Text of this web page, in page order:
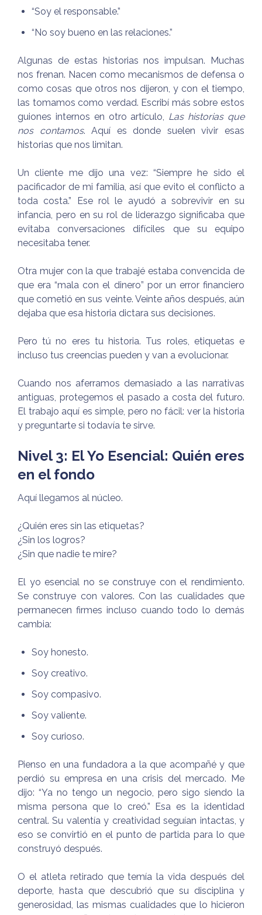
“Soy el responsable.”
“No soy bueno en las relaciones.”
Algunas de estas historias nos impulsan. Muchas
nos frenan. Nacen como mecanismos de defensa o
como cosas que otros nos dijeron, y con el tiempo,
las tomamos como verdad. Escribí más sobre estos
guiones internos en otro artículo, Las historias que
nos contamos. Aquí es donde suelen vivir esas
historias que nos limitan.
Un cliente me dijo una vez: “Siempre he sido el
pacificador de mi familia, así que evito el conflicto a
toda costa.” Ese rol le ayudó a sobrevivir en su
infancia, pero en su rol de liderazgo significaba que
evitaba conversaciones difíciles que su equipo
necesitaba tener.
Otra mujer con la que trabajé estaba convencida de
que era “mala con el dinero” por un error financiero
que cometió en sus veinte. Veinte años después, aún
dejaba que esa historia dictara sus decisiones.
Pero tú no eres tu historia. Tus roles, etiquetas e
incluso tus creencias pueden y van a evolucionar.
Cuando nos aferramos demasiado a las narrativas
antiguas, protegemos el pasado a costa del futuro.
El trabajo aquí es simple, pero no fácil: ver la historia
y preguntarte si todavía te sirve.
Nivel 3: El Yo Esencial: Quién eres
en el fondo
Aquí llegamos al núcleo.
¿Quién eres sin las etiquetas?
¿Sin los logros?
¿Sin que nadie te mire?
El yo esencial no se construye con el rendimiento.
Se construye con valores. Con las cualidades que
permanecen firmes incluso cuando todo lo demás
cambia:
Soy honesto.
Soy creativo.
Soy compasivo.
Soy valiente.
Soy curioso.
Pienso en una fundadora a la que acompañé y que
perdió su empresa en una crisis del mercado. Me
dijo: “Ya no tengo un negocio, pero sigo siendo la
misma persona que lo creó.” Esa es la identidad
central. Su valentía y creatividad seguían intactas, y
eso se convirtió en el punto de partida para lo que
construyó después.
O el atleta retirado que temía la vida después del
deporte, hasta que descubrió que su disciplina y
generosidad, las mismas cualidades que lo hicieron